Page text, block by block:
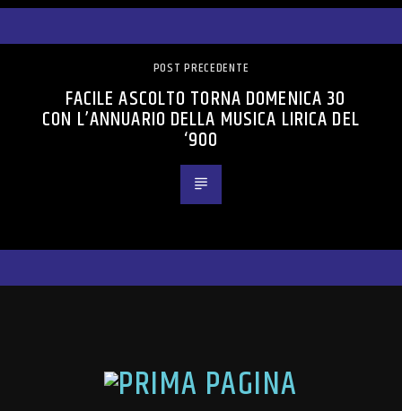
POST PRECEDENTE
FACILE ASCOLTO TORNA DOMENICA 30
CON L’ANNUARIO DELLA MUSICA LIRICA DEL
‘900